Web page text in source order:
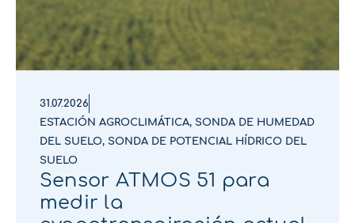
31.07.2026
ESTACIÓN AGROCLIMÁTICA, SONDA DE HUMEDAD
DEL SUELO, SONDA DE POTENCIAL HÍDRICO DEL
SUELO
Sensor ATMOS 51 para
medir la